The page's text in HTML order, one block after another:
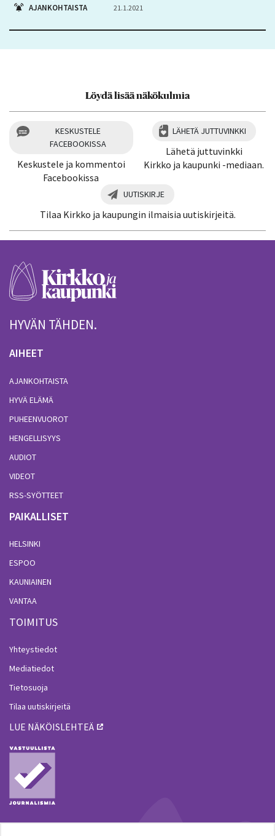
AJANKOHTAISTA 21.1.2021
Löydä lisää näkökulmia
KESKUSTELE
FACEBOOKISSA
Keskustele ja kommentoi
Facebookissa
LÄHETÄ JUTTUVINKKI
Lähetä juttuvinkki
Kirkko ja kaupunki -mediaan.
UUTISKIRJE
Tilaa Kirkko ja kaupungin ilmaisia uutiskirjeitä.
HYVÄN TÄHDEN.
AIHEET
AJANKOHTAISTA
HYVÄ ELÄMÄ
PUHEENVUOROT
HENGELLISYYS
AUDIOT
VIDEOT
RSS-SYÖTTEET
PAIKALLISET
HELSINKI
ESPOO
KAUNIAINEN
VANTAA
TOIMITUS
Yhteystiedot
Mediatiedot
Tietosuoja
Tilaa uutiskirjeitä
LUE NÄKÖISLEHTEÄ